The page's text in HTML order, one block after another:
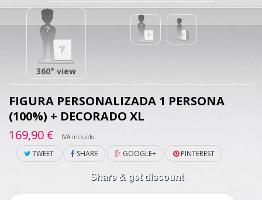
360° view
FIGURA PERSONALIZADA 1 PERSONA
(100%) + DECORADO XL
169,90 €
IVA incluído
TWEET SHARE GOOGLE+ PINTEREST
Share & get discount